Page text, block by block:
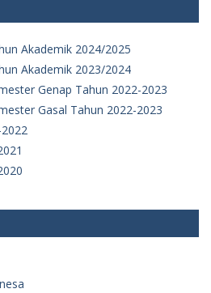
Akademik 2024/2025
Akademik 2023/2024
Genap Tahun 2022-2023
Gasal Tahun 2022-2023